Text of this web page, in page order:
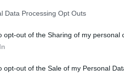
Data Processing Opt Outs
opt-out of the Sharing of my personal
opt-out of the Sale of my Personal
babák és kisgyermekes családok
paradicsomában, vadonat új
Csiribiri és Kerekecske Gombocska
NYÁR program sorozat. A babák és
béli dalos, mókás, mondókás
A